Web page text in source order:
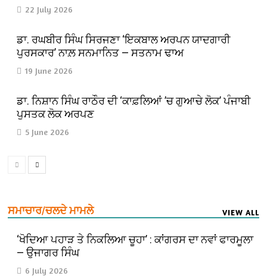
22 July 2026
ਡਾ. ਰਘਬੀਰ ਸਿੰਘ ਸਿਰਜਣਾ ‘ਇਕਬਾਲ ਅਰਪਨ ਯਾਦਗਾਰੀ
ਪੁਰਸਕਾਰ’ ਨਾਲ਼ ਸਨਮਾਨਿਤ — ਸਤਨਾਮ ਢਾਅ
19 June 2026
ਡਾ. ਨਿਸ਼ਾਨ ਸਿੰਘ ਰਾਠੌਰ ਦੀ ‘ਕਾਫ਼ਲਿਆਂ ’ਚ ਗੁਆਚੇ ਲੋਕ’ ਪੰਜਾਬੀ
ਪੁਸਤਕ ਲੋਕ ਅਰਪਣ
5 June 2026
ਸਮਾਚਾਰ/ਚਲਦੇ ਮਾਮਲੇ VIEW ALL
‘ਖੋਦਿਆ ਪਹਾੜ ਤੇ ਨਿਕਲਿਆ ਚੂਹਾ’ : ਕਾਂਗਰਸ ਦਾ ਨਵਾਂ ਫਾਰਮੂਲਾ
— ਉਜਾਗਰ ਸਿੰਘ
6 July 2026